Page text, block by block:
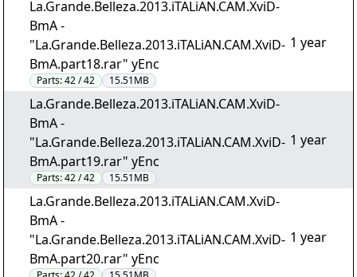
La.Grande.Belleza.2013.iTALiAN.CAM.XviD-
BmA -
"La.Grande.Belleza.2013.iTALiAN.CAM.XviD-
BmA.part18.rar" yEnc
Parts:42 / 42 15.51MB
1 year
La.Grande.Belleza.2013.iTALiAN.CAM.XviD-
BmA -
"La.Grande.Belleza.2013.iTALiAN.CAM.XviD-
BmA.part19.rar" yEnc
Parts:42 / 42 15.51MB
1 year
La.Grande.Belleza.2013.iTALiAN.CAM.XviD-
BmA -
"La.Grande.Belleza.2013.iTALiAN.CAM.XviD-
BmA.part20.rar" yEnc
1 year